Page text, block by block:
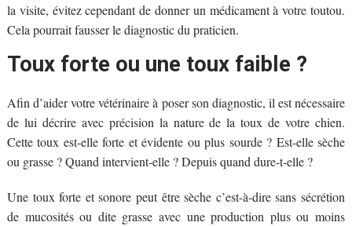
la visite, évitez cependant de donner un médicament à votre toutou.
Cela pourrait fausser le diagnostic du praticien.
Toux forte ou une toux faible ?
Afin d’aider votre vétérinaire à poser son diagnostic, il est nécessaire
de lui décrire avec précision la nature de la toux de votre chien.
Cette toux est-elle forte et évidente ou plus sourde ? Est-elle sèche
ou grasse ? Quand intervient-elle ? Depuis quand dure-t-elle ?
Une toux forte et sonore peut être sèche c’est-à-dire sans sécrétion
de mucosités ou dite grasse avec une production plus ou moins